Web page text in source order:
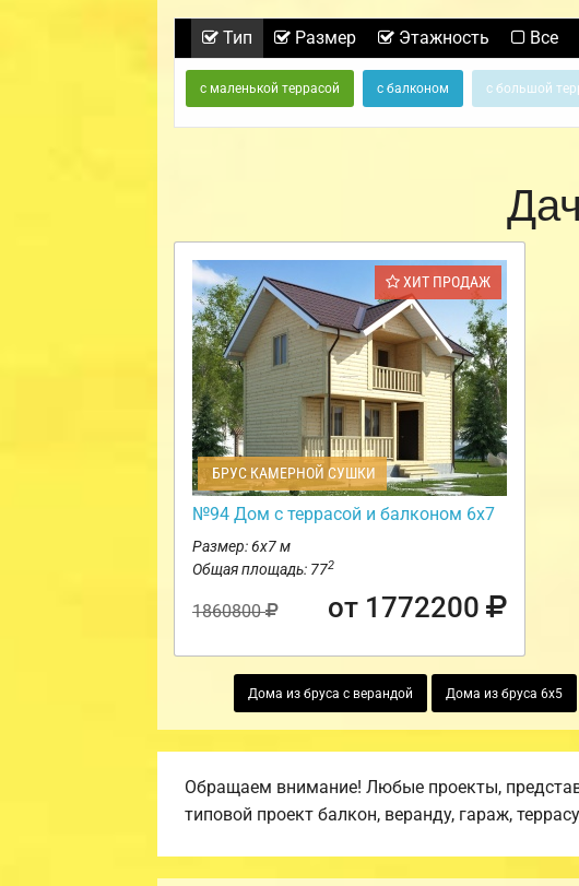
Тип Размер Этажность Все
с маленькой террасой с балконом с большой
ХИТ ПРОДАЖ
БРУС КАМЕРНОЙ СУШКИ
№94 Дом с террасой и балконом 6х7
Размер: 6х7 м
Общая площадь: 772
1860800 от 1772200
Дома из бруса с верандой Дома из бруса 6х5
Обращаем внимание! Любые проекты,
типовой проект балкон, веранду, гараж,